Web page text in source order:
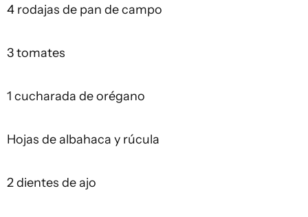
4 rodajas de pan de campo
3 tomates
1 cucharada de orégano
Hojas de albahaca y rúcula
2 dientes de ajo